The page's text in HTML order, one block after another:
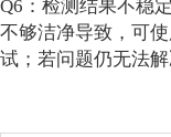
Q6：检测结果不稳
不够洁净导致，可
试；若问题仍无法